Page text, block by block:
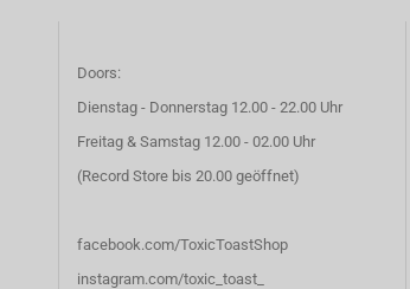
Doors:
Dienstag - Donnerstag 12.00 - 22.00 Uhr
Freitag & Samstag 12.00 - 02.00 Uhr
(Record Store bis 20.00 geöffnet)
facebook.com/ToxicToastShop
instagram.com/toxic_toast_